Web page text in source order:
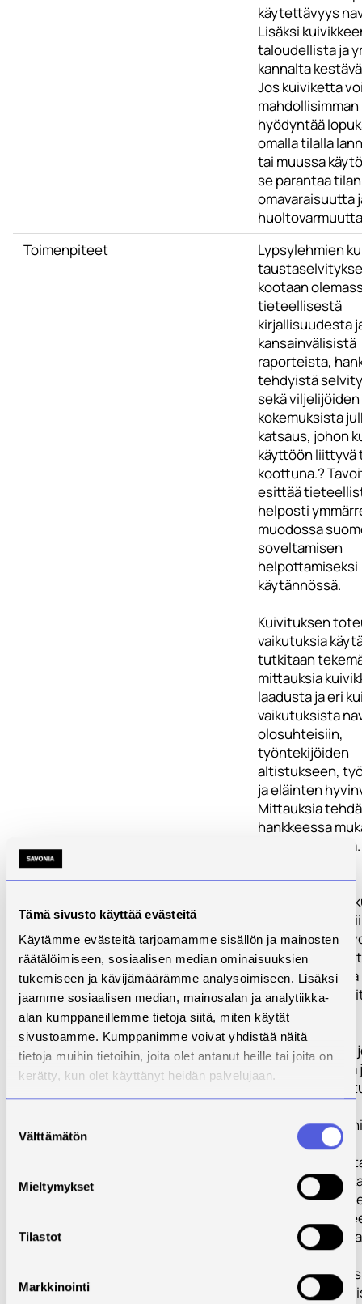
Tämä sivusto käyttää evästeitä
Käytämme evästeitä tarjoamamme sisällön ja mainosten
räätälöimiseen, sosiaalisen median ominaisuuksien
tukemiseen ja kävijämäärämme analysoimiseen. Lisäksi
jaamme sosiaalisen median, mainosalan ja analytiikka-
alan kumppaneillemme tietoja siitä, miten käytät
sivustoamme. Kumppanimme voivat yhdistää näitä
tietoja muihin tietoihin, joita olet antanut heille tai joita on
kerätty, kun olet käyttänyt heidän palvelujaan.
valinta
Välttämätön
Mieltymykset
Tilastot
Markkinointi
käytettävyys
Lisäksi
taloudellista ja
kannalta
Jos kuiviketta
mahdollisimman
hyödyntää
omalla tilalla
tai muussa
se parantaa tilan
omavaraisuutta
Toimenpiteet
Lypsylehmien
kootaan
tieteellisestä
kirjallisuudesta
kansainvälisistä
raporteista,
tehdyistä
sekä
kokemuksista
katsaus, johon
käyttöön liittyvä
koottuna.?
esittää
helposti
muodossa
soveltamisen
helpottamiseksi
käytännössä.
Kuivituksen
vaikutuksia
tutkitaan
mittauksia
laadusta ja eri
vaikutuksista
olosuhteisiin,
työntekijöiden
altistukseen,
ja eläinten
Mittauksia
hankkeessa
lypsykarjatiloilla.
Kartoitetaan eri
kuivikkeiden
ratkaisuihin.
löytää ne
tulee huomioida
Vertaillaan
taloudellisuutta
laskelmin ja
Tuloksista
tietopaketti,
valitsemaan
sopivan
ennakoimaan
Hankkeen
viestitään